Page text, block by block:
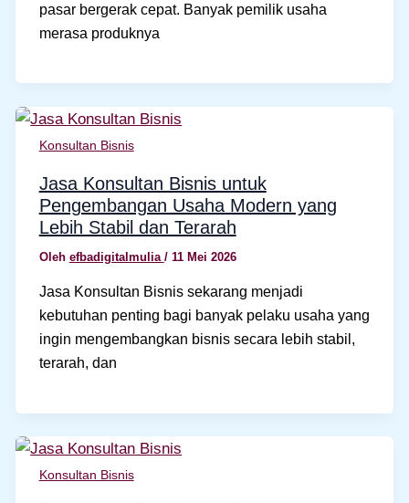
pasar bergerak cepat. Banyak pemilik usaha
merasa produknya
Konsultan Bisnis
Jasa Konsultan Bisnis untuk
Pengembangan Usaha Modern yang
Lebih Stabil dan Terarah
Oleh efbadigitalmulia / 11 Mei 2026
Jasa Konsultan Bisnis sekarang menjadi
kebutuhan penting bagi banyak pelaku usaha yang
ingin mengembangkan bisnis secara lebih stabil,
terarah, dan
Konsultan Bisnis